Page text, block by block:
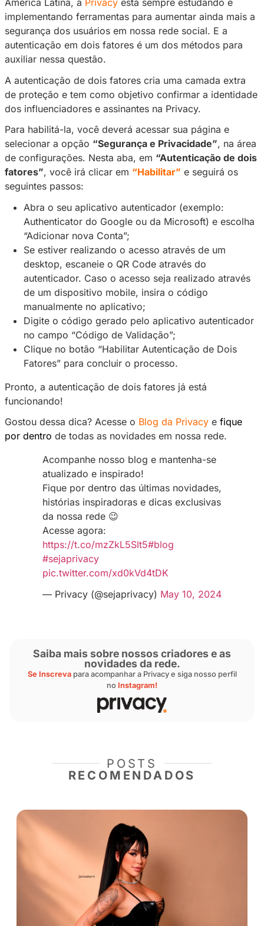
Fique por Dentro Recentes
1
Sendo a principal rede de monetização de
América Latina, aPrivacyestá sempre
segurança dos usuários em nossa rede
autenticação em dois fatores é um dos
auxiliar nessa questão.
A autenticação de dois fatores cria uma
de proteção e tem como objetivo confirmar
dos influenciadores e assinantes na Privacy.
Para habilitá-la, você deverá acessar sua
selecionar a opção “Segurança e
de configurações. Nesta aba, em
fatores”, você irá clicar em“Habilitar”e
seguintes passos:
Abra o seu aplicativo autenticador
“Adicionar nova Conta”;
desktop, escaneie o QR Code através do
de um dispositivo mobile, insira o código
manualmente no aplicativo;
Digite o código gerado pelo aplicativo
no campo “Código de Validação”;
Clique no botão “Habilitar Autenticação
Fatores” para concluir o processo.
Pronto, a autenticação de dois fatores já está
funcionando!
Acompanhe nosso blog e mantenha-
atualizado e inspirado!
Fique por dentro das últimas
Acesse agora:
https://t.co/mzZkL5Slt5#blog
— Privacy (@sejaprivacy)
Saiba mais sobre nossos criadores